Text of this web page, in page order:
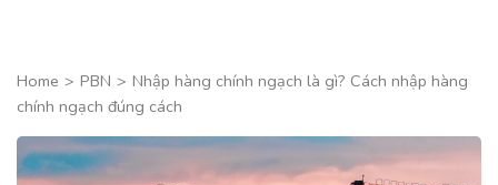
Home > PBN > Nhập hàng chính ngạch là gì? Cách nhập hàng
chính ngạch đúng cách